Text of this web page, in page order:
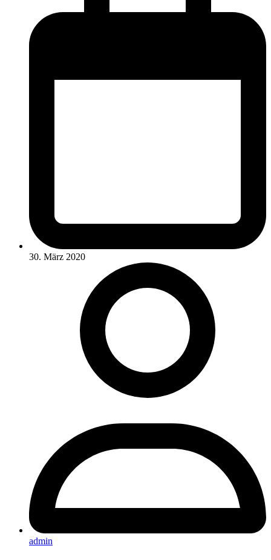
30. März 2020
admin